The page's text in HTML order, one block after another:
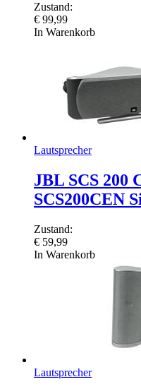
Zustand:
€ 99,99
In Warenkorb
Lautsprecher
JBL SCS 200
SCS200CEN
Zustand:
€ 59,99
In Warenkorb
Lautsprecher